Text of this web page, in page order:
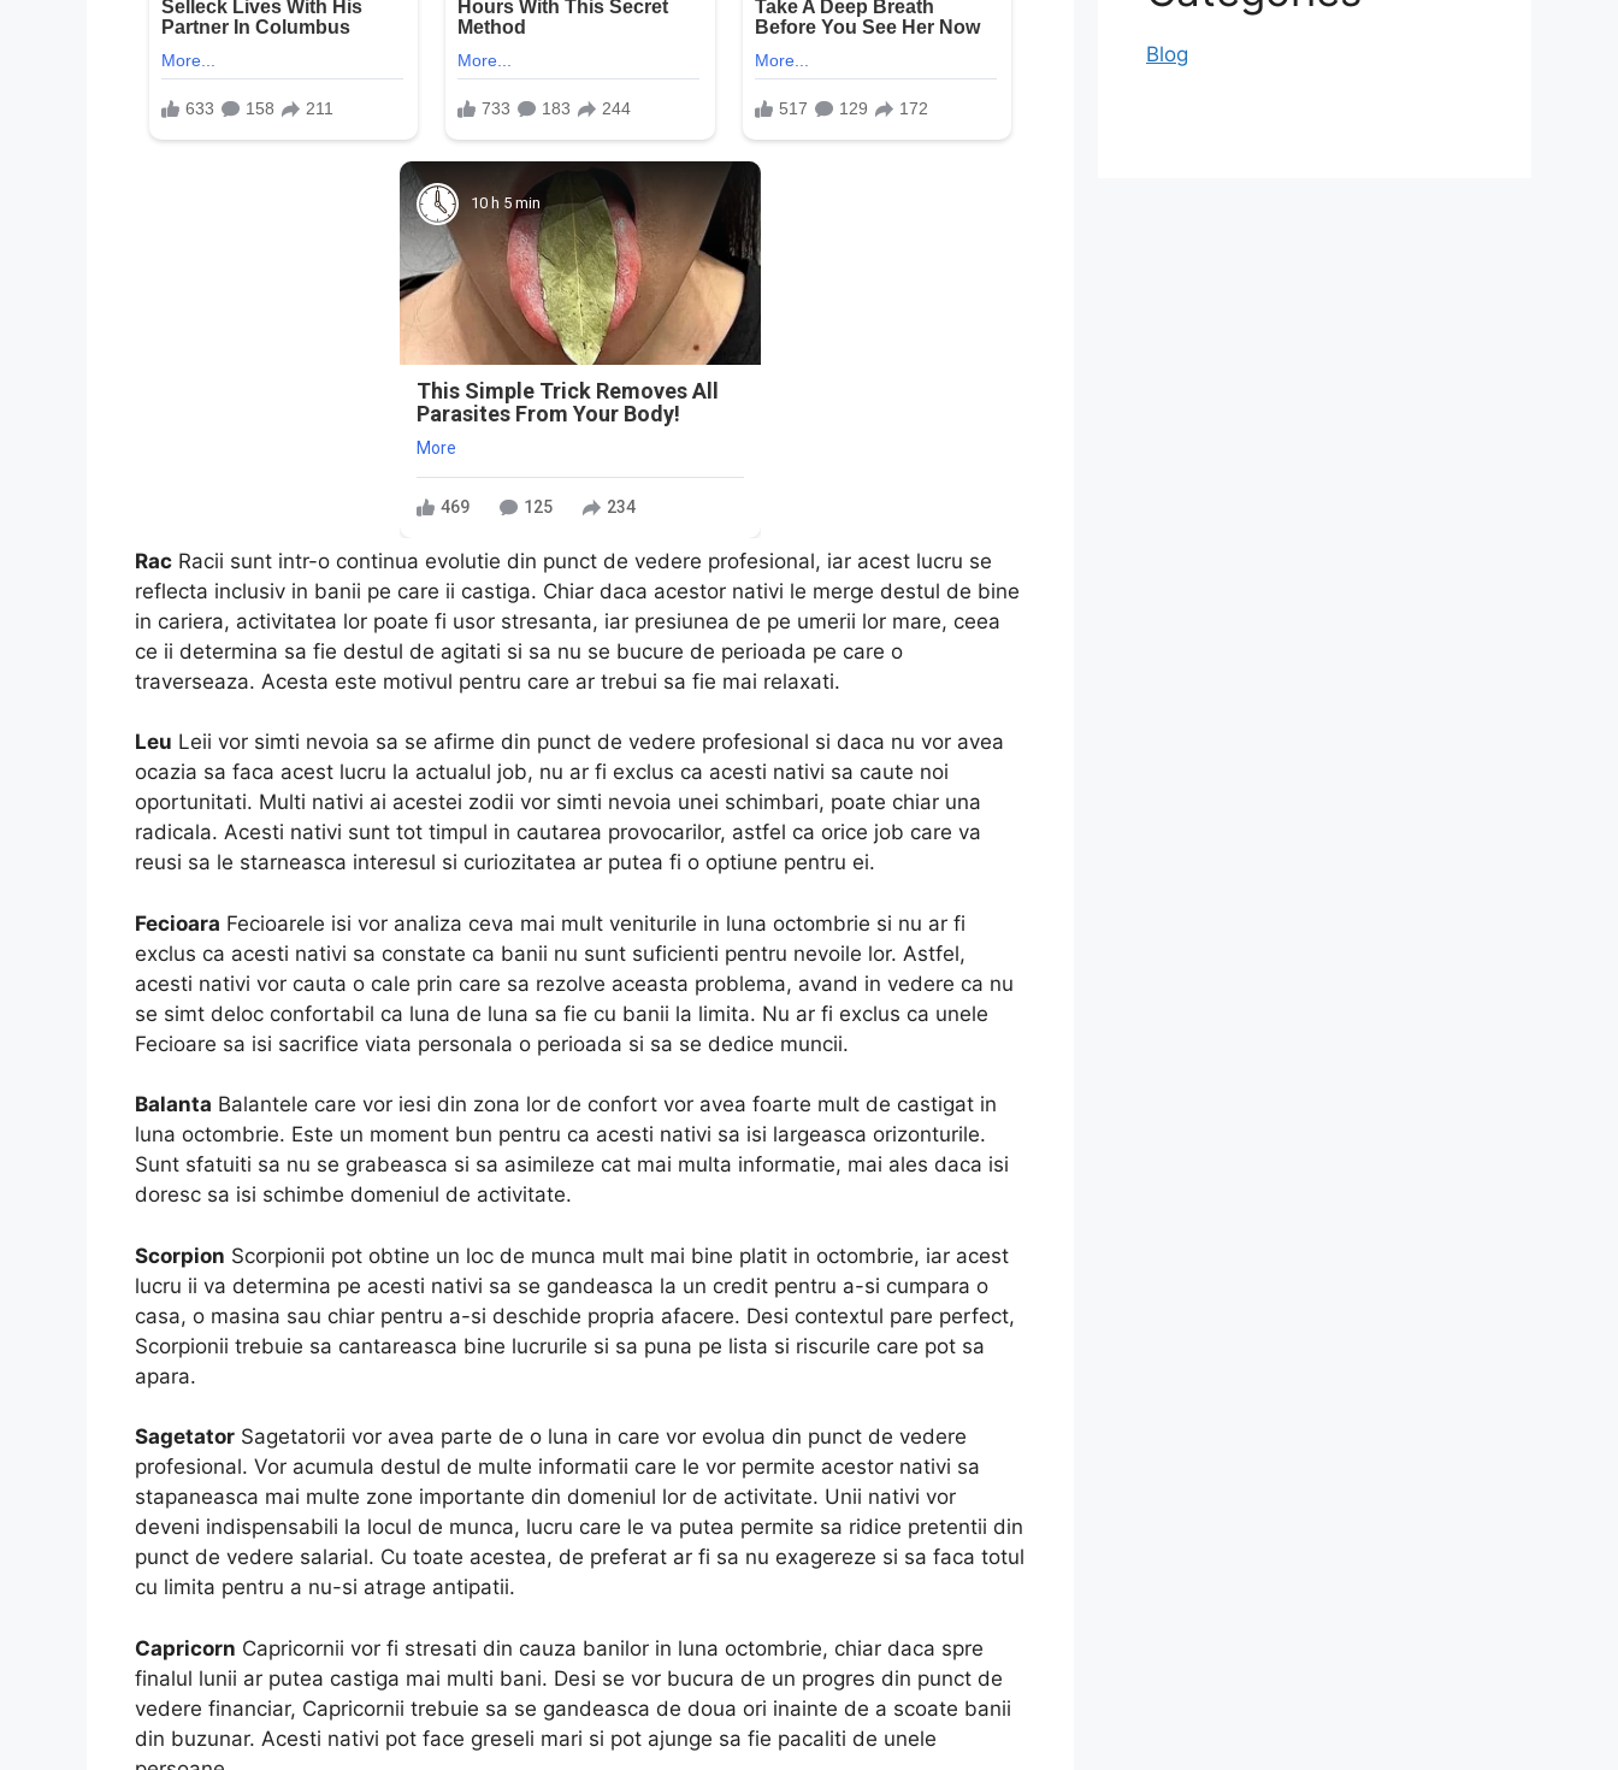
10 h 5 min
This Simple Trick Removes All
Parasites From Your Body!
More
469 125 234
Rac Racii sunt intr-o continua evolutie din punct de vedere profesional, iar acest lucru se
reflecta inclusiv in banii pe care ii castiga. Chiar daca acestor nativi le merge destul de bine
in cariera, activitatea lor poate fi usor stresanta, iar presiunea de pe umerii lor mare, ceea
ce ii determina sa fie destul de agitati si sa nu se bucure de perioada pe care o
traverseaza. Acesta este motivul pentru care ar trebui sa fie mai relaxati.
Leu Leii vor simti nevoia sa se afirme din punct de vedere profesional si daca nu vor avea
ocazia sa faca acest lucru la actualul job, nu ar fi exclus ca acesti nativi sa caute noi
oportunitati. Multi nativi ai acestei zodii vor simti nevoia unei schimbari, poate chiar una
radicala. Acesti nativi sunt tot timpul in cautarea provocarilor, astfel ca orice job care va
reusi sa le starneasca interesul si curiozitatea ar putea fi o optiune pentru ei.
Fecioara Fecioarele isi vor analiza ceva mai mult veniturile in luna octombrie si nu ar fi
exclus ca acesti nativi sa constate ca banii nu sunt suficienti pentru nevoile lor. Astfel,
acesti nativi vor cauta o cale prin care sa rezolve aceasta problema, avand in vedere ca nu
se simt deloc confortabil ca luna de luna sa fie cu banii la limita. Nu ar fi exclus ca unele
Fecioare sa isi sacrifice viata personala o perioada si sa se dedice muncii.
Balanta Balantele care vor iesi din zona lor de confort vor avea foarte mult de castigat in
luna octombrie. Este un moment bun pentru ca acesti nativi sa isi largeasca orizonturile.
Sunt sfatuiti sa nu se grabeasca si sa asimileze cat mai multa informatie, mai ales daca isi
doresc sa isi schimbe domeniul de activitate.
Scorpion Scorpionii pot obtine un loc de munca mult mai bine platit in octombrie, iar acest
lucru ii va determina pe acesti nativi sa se gandeasca la un credit pentru a-si cumpara o
casa, o masina sau chiar pentru a-si deschide propria afacere. Desi contextul pare perfect,
Scorpionii trebuie sa cantareasca bine lucrurile si sa puna pe lista si riscurile care pot sa
apara.
Sagetator Sagetatorii vor avea parte de o luna in care vor evolua din punct de vedere
profesional. Vor acumula destul de multe informatii care le vor permite acestor nativi sa
stapaneasca mai multe zone importante din domeniul lor de activitate. Unii nativi vor
deveni indispensabili la locul de munca, lucru care le va putea permite sa ridice pretentii din
punct de vedere salarial. Cu toate acestea, de preferat ar fi sa nu exagereze si sa faca totul
cu limita pentru a nu-si atrage antipatii.
Capricorn Capricornii vor fi stresati din cauza banilor in luna octombrie, chiar daca spre
finalul lunii ar putea castiga mai multi bani. Desi se vor bucura de un progres din punct de
vedere financiar, Capricornii trebuie sa se gandeasca de doua ori inainte de a scoate banii
din buzunar. Acesti nativi pot face greseli mari si pot ajunge sa fie pacaliti de unele
Blog